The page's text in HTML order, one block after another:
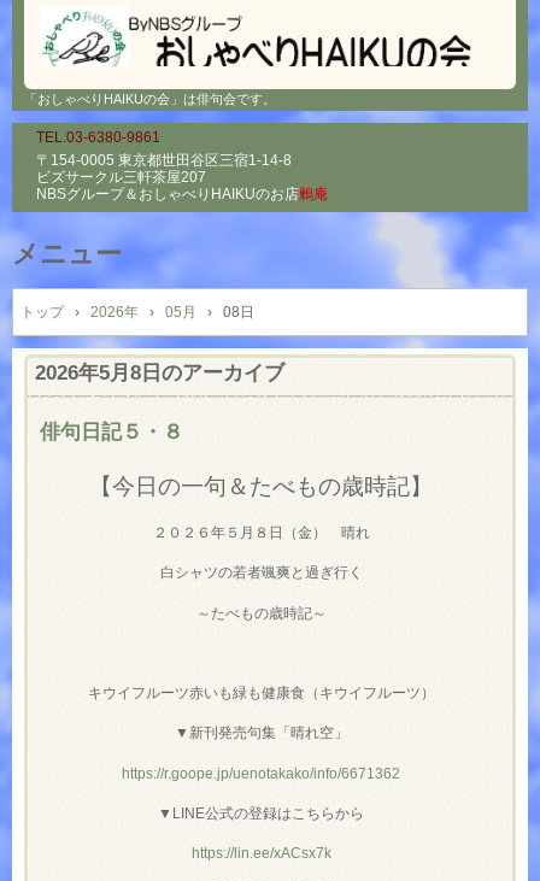
「おしゃべりHAIKUの会」は俳句会です。
TEL.03-6380-9861
〒154-0005 東京都世田谷区三宿1-14-8
ビズサークル三軒茶屋207
NBSグループ＆ おしゃべりHAIKUのお店鶫庵
メニュー
コ
ン
テ
ン
トップ › 2026年 › 05月 › 08日
2026年5月8日 のアーカイブ
俳句日記５・８
【今日の一句＆たべもの歳時記】
２０２６年５月８日（金） 晴れ
白シャツの若者颯爽と過ぎ行く
～たべもの歳時記～
キウイフルーツ赤いも緑も健康食（キウイフルーツ）
▼新刊発売句集「晴れ空」
https://r.goope.jp/uenotakako/info/6671362
▼LINE公式の登録はこちらから
https://lin.ee/xACsx7k